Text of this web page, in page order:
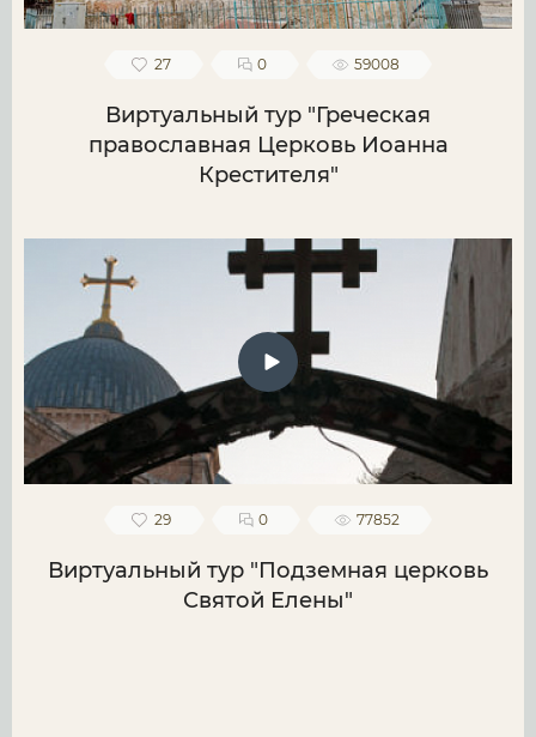
27 0 59008
Виртуальный тур "Греческая
православная Церковь Иоанна
Крестителя"
29 0 77852
Виртуальный тур "Подземная церковь
Святой Елены"